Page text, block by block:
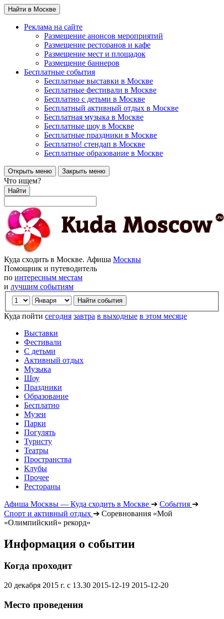
Найти в Москве
Реклама на сайте
Размещение анонсов мероприятий
Размещение ресторанов и кафе
Размещение мест и площадок
Размещение баннеров
Бесплатные события
Бесплатные выставки в Москве
Бесплатные фестивали в Москве
Бесплатно с детьми в Москве
Бесплатный активный отдых в Москве
Бесплатная музыка в Москве
Бесплатные шоу в Москве
Бесплатные праздники в Москве
Бесплатно! стендап в Москве
Бесплатные образование в Москве
Открыть меню Закрыть меню
Что ищем?
Найти
Куда сходить в Москве. Афиша Москвы
Помощник и путеводитель
по интересным местам
и лучшим событиям
Куда пойти сегодня завтра в выходные в этом месяце
Выставки
Фестивали
С детьми
Активный отдых
Музыка
Шоу
Праздники
Образование
Бесплатно
Музеи
Парки
Погулять
Туристу
Театры
Пространства
Клубы
Прочее
Рестораны
Афиша Москвы — Куда сходить в Москве ➔ События ➔
Спорт и активный отдых ➔ Соревнования «Мой
«Олимпийский» рекорд»
Информация о событии
Когда проходит
20 декабря 2015 г. с 13.30 2015-12-19 2015-12-20
Место проведения